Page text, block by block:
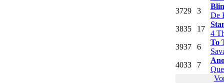
3729 3
De
3835 17
4
3937 6
To
4033 7